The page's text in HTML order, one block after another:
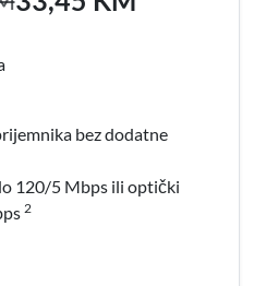
bez dodatne
120/5 Mbps ili optički
2